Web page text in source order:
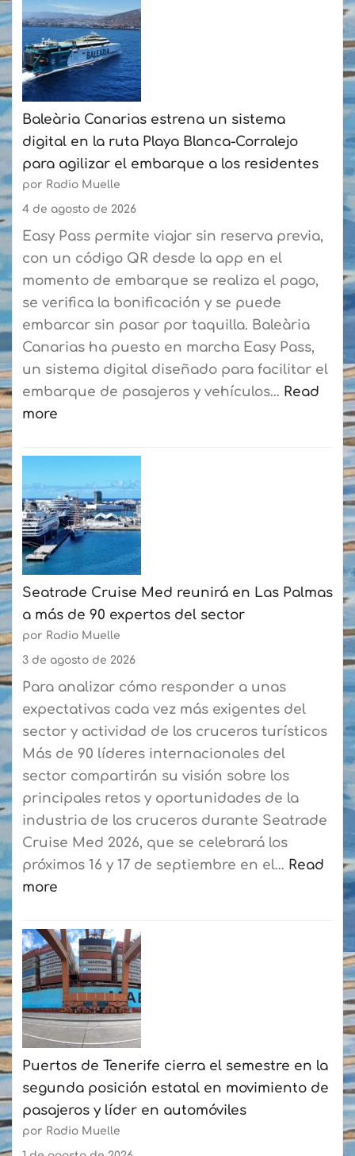
Fundación
Puertos
de
Las
Palmas
y
la
Federación
de
Vela
Latina
Canaria
de
Botes
consolidan
su
curso
de
verano
más
50
participantes
cada
semana
Baleària Canarias estrena un sistema
digital en la ruta Playa Blanca-Corralejo
para agilizar el embarque a los residentes
por Radio Muelle
4 de agosto de 2026
Easy Pass permite viajar sin reserva previa,
con un código QR desde la app en el
momento de embarque se realiza el pago,
se verifica la bonificación y se puede
embarcar sin pasar por taquilla. Baleària
Canarias ha puesto en marcha Easy Pass,
un sistema digital diseñado para facilitar el
embarque de pasajeros y vehículos… Read
more
Baleària
estrena
un
sistema
digital
en
la
ruta
Playa
Blanca-
Corralejo
para
agilizar
el
embarque
a
los
residentes
Seatrade Cruise Med reunirá en Las Palmas
a más de 90 expertos del sector
por Radio Muelle
3 de agosto de 2026
Para analizar cómo responder a unas
expectativas cada vez más exigentes del
sector y actividad de los cruceros turísticos
Más de 90 líderes internacionales del
sector compartirán su visión sobre los
principales retos y oportunidades de la
industria de los cruceros durante Seatrade
Cruise Med 2026, que se celebrará los
próximos 16 y 17 de septiembre en el… Read
more
Seatrade
Cruise
Med
reunirá
en
Las
Palmas
a
más
de
Puertos de Tenerife cierra el semestre en la
segunda posición estatal en movimiento de
pasajeros y líder en automóviles
por Radio Muelle